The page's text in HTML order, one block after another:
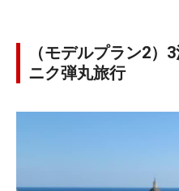
（モデルプラン2
ニク弾丸旅行